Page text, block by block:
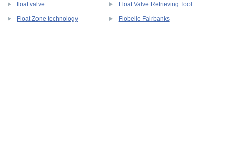
float valve Float Valve Retrieving Tool
Float Zone technology Flobelle Fairbanks